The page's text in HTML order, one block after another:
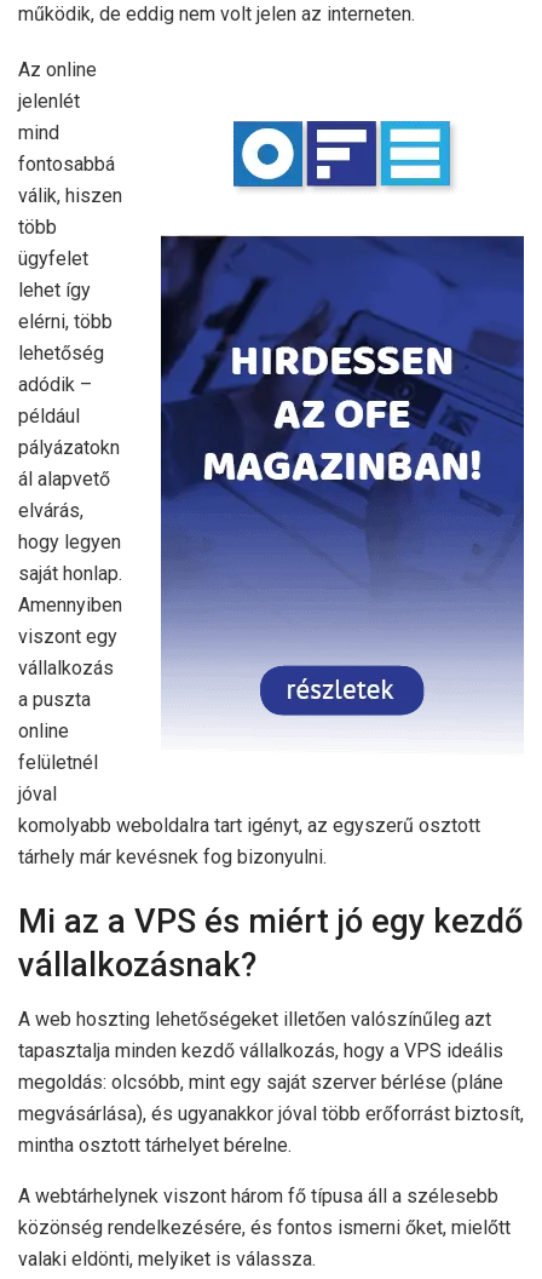
működik, de eddig nem volt jelen az interneten.
Az online
jelenlét
mind
fontosabbá
válik, hiszen
több
ügyfelet
lehet így
elérni, több
lehetőség
adódik –
például
pályázatokn
ál alapvető
elvárás,
hogy legyen
saját honlap.
Amennyiben
viszont egy
vállalkozás
a puszta
online
felületnél
jóval
komolyabb weboldalra tart igényt, az egyszerű osztott
tárhely már kevésnek fog bizonyulni.
Mi az a VPS és miért jó egy kezdő
vállalkozásnak?
A web hoszting lehetőségeket illetően valószínűleg azt
tapasztalja minden kezdő vállalkozás, hogy a VPS ideális
megoldás: olcsóbb, mint egy saját szerver bérlése (pláne
megvásárlása), és ugyanakkor jóval több erőforrást biztosít,
mintha osztott tárhelyet bérelne.
A webtárhelynek viszont három fő típusa áll a szélesebb
közönség rendelkezésére, és fontos ismerni őket, mielőtt
valaki eldönti, melyiket is válassza.